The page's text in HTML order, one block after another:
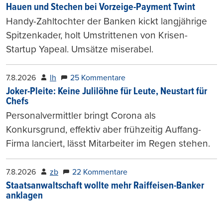
Hauen und Stechen bei Vorzeige-Payment Twint
Handy-Zahltochter der Banken kickt langjährige
Spitzenkader, holt Umstrittenen von Krisen-
Startup Yapeal. Umsätze miserabel.
7.8.2026 lh 25 Kommentare
Joker-Pleite: Keine Julilöhne für Leute, Neustart für
Chefs
Personalvermittler bringt Corona als
Konkursgrund, effektiv aber frühzeitig Auffang-
Firma lanciert, lässt Mitarbeiter im Regen stehen.
7.8.2026 zb 22 Kommentare
Staatsanwaltschaft wollte mehr Raiffeisen-Banker
anklagen